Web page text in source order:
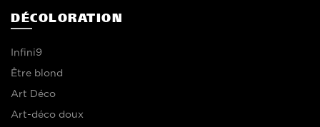
DÉCOLORATION
Infini9
Être blond
Art Déco
Art-déco doux